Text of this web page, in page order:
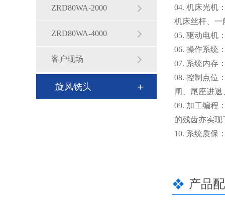
ZRD80WA-2000
ZRD80WA-4000
客户现场
旋风铣头
04. 机床光机
机床丝杆、一
05. 驱动电机
06. 操作系统
07. 系统内存
08. 控制点位
闸、尾座进退
09. 加工编程
的残齿亦实现
10. 系统质保
产品